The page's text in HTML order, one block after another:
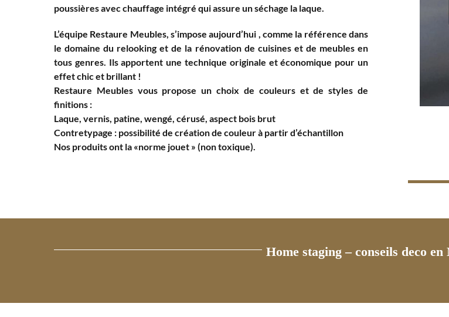
poussières avec chauffage intégré qui assure un séchage la laque.
L’équipe Restaure Meubles, s’impose aujourd’hui , comme la référence dans
le domaine du relooking et de la rénovation de cuisines et de meubles en
tous genres. Ils apportent une technique originale et économique pour un
effet chic et brillant !
Restaure Meubles vous propose un choix de couleurs et de styles de
finitions :
Laque, vernis, patine, wengé, cérusé, aspect bois brut
Contretypage : possibilité de création de couleur à partir d’échantillon
Nos produits ont la «norme jouet » (non toxique).
Home staging – conseils deco en